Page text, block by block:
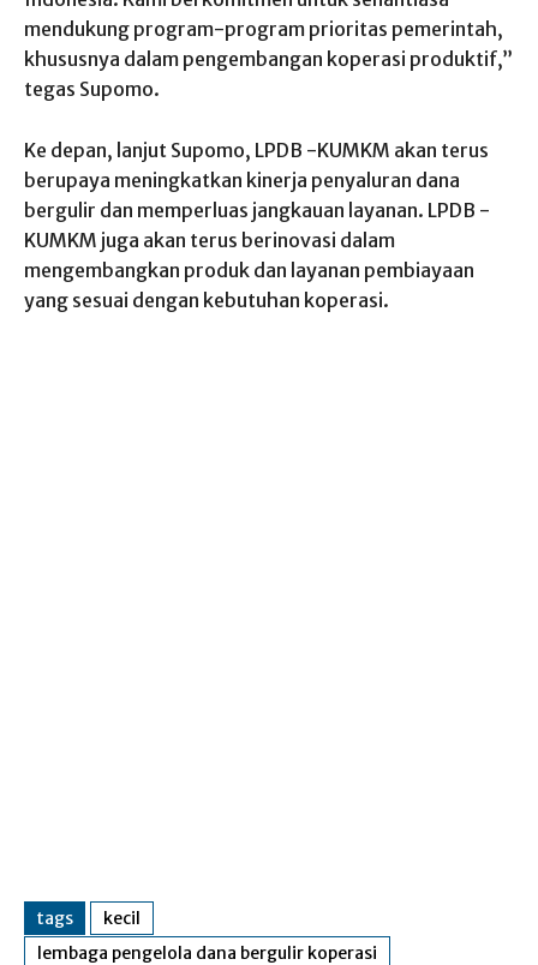
mendukung program-program prioritas pemerintah,
khususnya dalam pengembangan koperasi produktif,”
tegas Supomo.
Ke depan, lanjut Supomo, LPDB -KUMKM akan terus
berupaya meningkatkan kinerja penyaluran dana
bergulir dan memperluas jangkauan layanan. LPDB -
KUMKM juga akan terus berinovasi dalam
mengembangkan produk dan layanan pembiayaan
yang sesuai dengan kebutuhan koperasi.
tags
kecil
lembaga pengelola dana bergulir koperasi